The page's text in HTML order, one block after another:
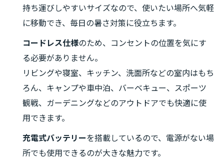
持ち運びしやすいサイズなので、使いたい場所へ気軽
に移動でき、毎日の暑さ対策に役立ちます。
コードレス仕様のため、コンセントの位置を気にす
る必要がありません。
リビングや寝室、キッチン、洗面所などの室内はもち
ろん、キャンプや車中泊、バーベキュー、スポーツ
観戦、ガーデニングなどのアウトドアでも快適に使
用できます。
充電式バッテリーを搭載しているので、電源がない場
所でも使用できるのが大きな魅力です。